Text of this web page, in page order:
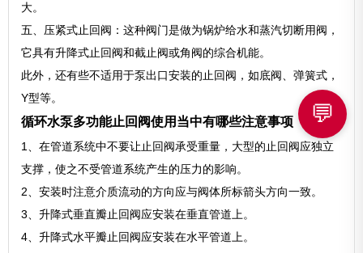
大。
五、压紧式止回阀：这种阀门是做为锅炉给水和蒸汽切断用阀，
它具有升降式止回阀和截止阀或角阀的综合机能。
此外，还有些不适用于泵出口安装的止回阀，如底阀、弹簧式，
Y型等。
循环水泵多功能止回阀使用当中有哪些注意事项
1、在管道系统中不要让止回阀承受重量，大型的止回阀应独立
支撑，使之不受管道系统产生的压力的影响。
2、安装时注意介质流动的方向应与阀体所标箭头方向一致。
3、升降式垂直瓣止回阀应安装在垂直管道上。
4、升降式水平瓣止回阀应安装在水平管道上。
💬